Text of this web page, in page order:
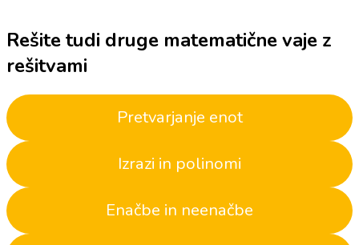
Rešite tudi druge matematične vaje z
rešitvami
Pretvarjanje enot
Izrazi in polinomi
Enačbe in neenačbe